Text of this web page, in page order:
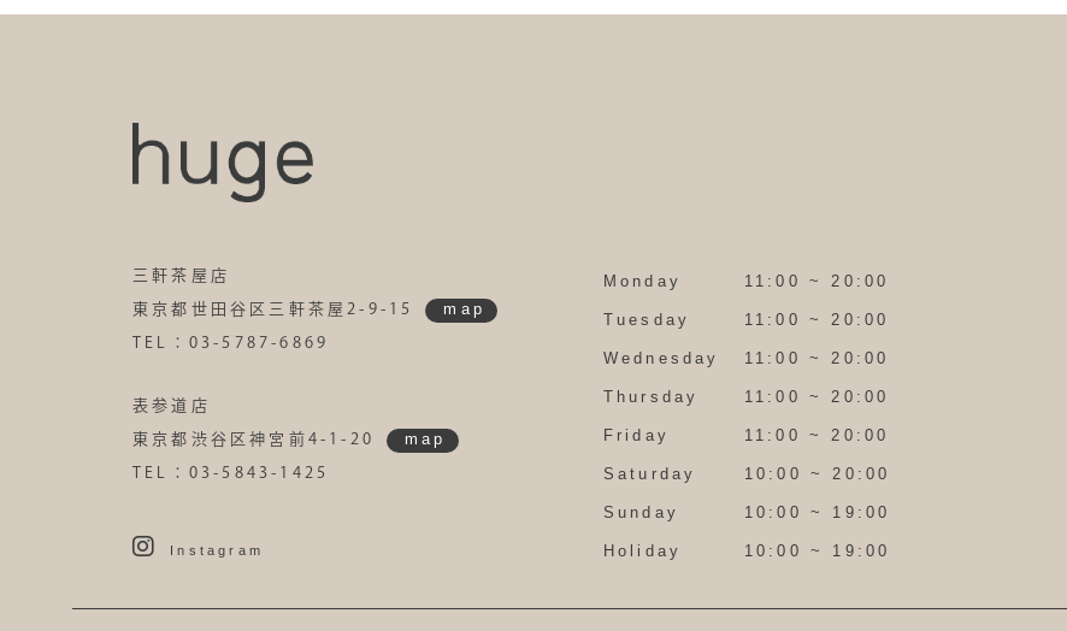
三軒茶屋店
東京都世田谷区三軒茶屋2-9-15 map
TEL：03-5787-6869
表参道店
東京都渋谷区神宮前4-1-20 map
TEL：03-5843-1425
Instagram
Monday 11:00 ~ 20:00
Tuesday 11:00 ~ 20:00
Wednesday 11:00 ~ 20:00
Thursday 11:00 ~ 20:00
Friday 11:00 ~ 20:00
Saturday 10:00 ~ 20:00
Sunday 10:00 ~ 19:00
Holiday 10:00 ~ 19:00